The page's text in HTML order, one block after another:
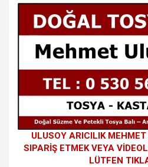
ULUSOY ARICILIK
SIPARİŞ ETMEK VEYA
LÜTFEN